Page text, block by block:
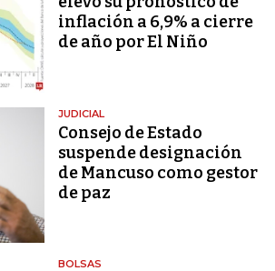
inflación a 6,9% a cierre
de año por El Niño
JUDICIAL
Consejo de Estado
suspende designación
de Mancuso como gestor
de paz
BOLSAS